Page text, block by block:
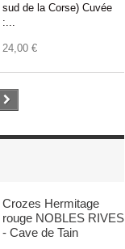
sud de la Corse) Cuvée
:...
24,00 €
Crozes Hermitage
rouge NOBLES RIVES
- Cave de Tain